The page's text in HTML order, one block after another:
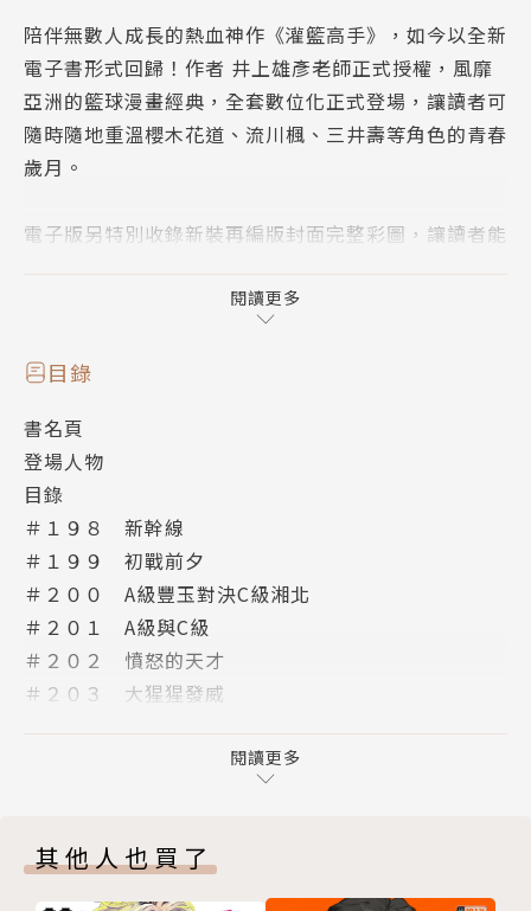
陪伴無數人成長的熱血神作《灌籃高手》，如今以全新
電子書形式回歸！作者 井上雄彥老師正式授權，風靡
亞洲的籃球漫畫經典，全套數位化正式登場，讓讀者可
隨時隨地重溫櫻木花道、流川楓、三井壽等角色的青春
歲月。
電子版另特別收錄新裝再編版封面完整彩圖，讓讀者能
青春的熱血，即將再次沸騰！
湘北第一次參加全國大賽，比賽即將揭開序幕！
首戰對抗大阪代表隊豐玉，
面對如此實力堅強且好戰的全國大賽常客，
湘北從一開始就亂了步調……
眼看比賽陷入混亂，湘北的應戰方式是？
閱讀更多
目錄
書名頁
登場人物
目錄
＃１９８ 新幹線
＃１９９ 初戰前夕
＃２００ A級豐玉對決C級湘北
＃２０１ A級與C級
＃２０２ 憤怒的天才
＃２０３ 大猩猩發威
＃２０８ 王牌的證明
閱讀更多
其他人也買了